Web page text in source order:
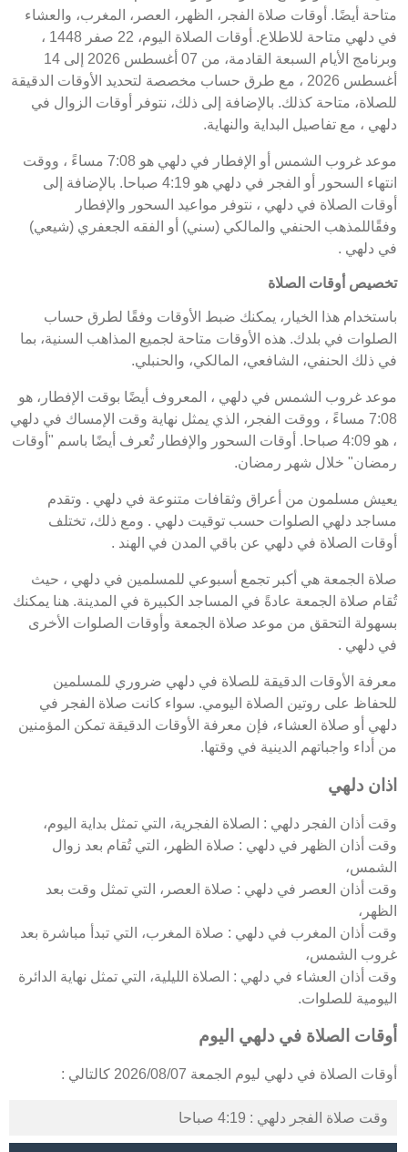
متاحة أيضًا. أوقات صلاة الفجر، الظهر، العصر، المغرب، والعشاء
في دلهي متاحة للاطلاع. أوقات الصلاة اليوم، 22 صفر 1448 ،
وبرنامج الأيام السبعة القادمة، من 07 أغسطس 2026 إلى 14
أغسطس 2026 ، مع طرق حساب مخصصة لتحديد الأوقات الدقيقة
للصلاة، متاحة كذلك. بالإضافة إلى ذلك، نتوفر أوقات الزوال في
دلهي ، مع تفاصيل البداية والنهاية.
موعد غروب الشمس أو الإفطار في دلهي هو 7:08 مساءً ، ووقت
انتهاء السحور أو الفجر في دلهي هو 4:19 صباحا. بالإضافة إلى
أوقات الصلاة في دلهي ، نتوفر مواعيد السحور والإفطار
وفقًاللمذهب الحنفي والمالكي (سني) أو الفقه الجعفري (شيعي)
في دلهي .
تخصيص أوقات الصلاة
باستخدام هذا الخيار، يمكنك ضبط الأوقات وفقًا لطرق حساب
الصلوات في بلدك. هذه الأوقات متاحة لجميع المذاهب السنية، بما
في ذلك الحنفي، الشافعي، المالكي، والحنبلي.
موعد غروب الشمس في دلهي ، المعروف أيضًا بوقت الإفطار، هو
7:08 مساءً ، ووقت الفجر، الذي يمثل نهاية وقت الإمساك في دلهي
، هو 4:09 صباحا. أوقات السحور والإفطار تُعرف أيضًا باسم "أوقات
رمضان" خلال شهر رمضان.
يعيش مسلمون من أعراق وثقافات متنوعة في دلهي . وتقدم
مساجد دلهي الصلوات حسب توقيت دلهي . ومع ذلك، تختلف
أوقات الصلاة في دلهي عن باقي المدن في الهند .
صلاة الجمعة هي أكبر تجمع أسبوعي للمسلمين في دلهي ، حيث
تُقام صلاة الجمعة عادةً في المساجد الكبيرة في المدينة. هنا يمكنك
بسهولة التحقق من موعد صلاة الجمعة وأوقات الصلوات الأخرى
في دلهي .
معرفة الأوقات الدقيقة للصلاة في دلهي ضروري للمسلمين
للحفاظ على روتين الصلاة اليومي. سواء كانت صلاة الفجر في
دلهي أو صلاة العشاء، فإن معرفة الأوقات الدقيقة تمكن المؤمنين
من أداء واجباتهم الدينية في وقتها.
اذان دلهي
وقت أذان الفجر دلهي : الصلاة الفجرية، التي تمثل بداية اليوم،
وقت أذان الظهر في دلهي : صلاة الظهر، التي تُقام بعد زوال
الشمس،
وقت أذان العصر في دلهي : صلاة العصر، التي تمثل وقت بعد
الظهر،
وقت أذان المغرب في دلهي : صلاة المغرب، التي تبدأ مباشرة بعد
غروب الشمس،
وقت أذان العشاء في دلهي : الصلاة الليلية، التي تمثل نهاية الدائرة
اليومية للصلوات.
أوقات الصلاة في دلهي اليوم
أوقات الصلاة في دلهي ليوم الجمعة 2026/08/07 كالتالي :
وقت صلاة الفجر دلهي : 4:19 صباحا